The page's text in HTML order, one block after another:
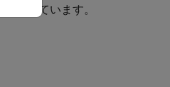
示しています。